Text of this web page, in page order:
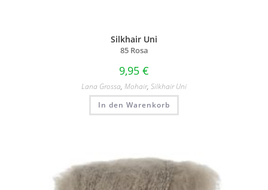
Silkhair Uni
85 Rosa
9,95 €
Lana Grossa, Mohair, Silkhair Uni
In den Warenkorb